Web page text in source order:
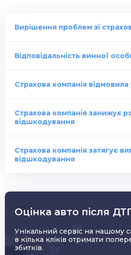
Вирішення проблем зі
Відповідальність винної
Страхова компанія відмовила
Страхова компанія занижує
відшкодування
Страхова компанія затягує
відшкодування
Оцінка авто після
Унікальний сервіс на нашому
в кілька кліків отримати
збитків.